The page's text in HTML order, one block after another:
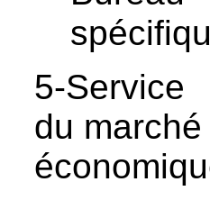
5-Service
du marché